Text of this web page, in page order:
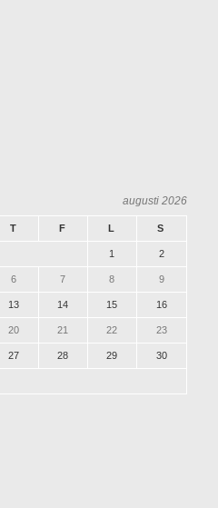
augusti 2026
T F L S
1 2
6 7 8 9
13 14 15 16
20 21 22 23
27 28 29 30